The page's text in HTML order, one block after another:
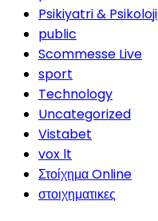
Psikiyatri & Psikoloji
public
Scommesse Live
sport
Technology
Uncategorized
Vistabet
vox lt
Στοίχημα Online
στοιχηματικες